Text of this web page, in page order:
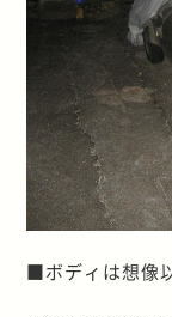
■ボディは想像